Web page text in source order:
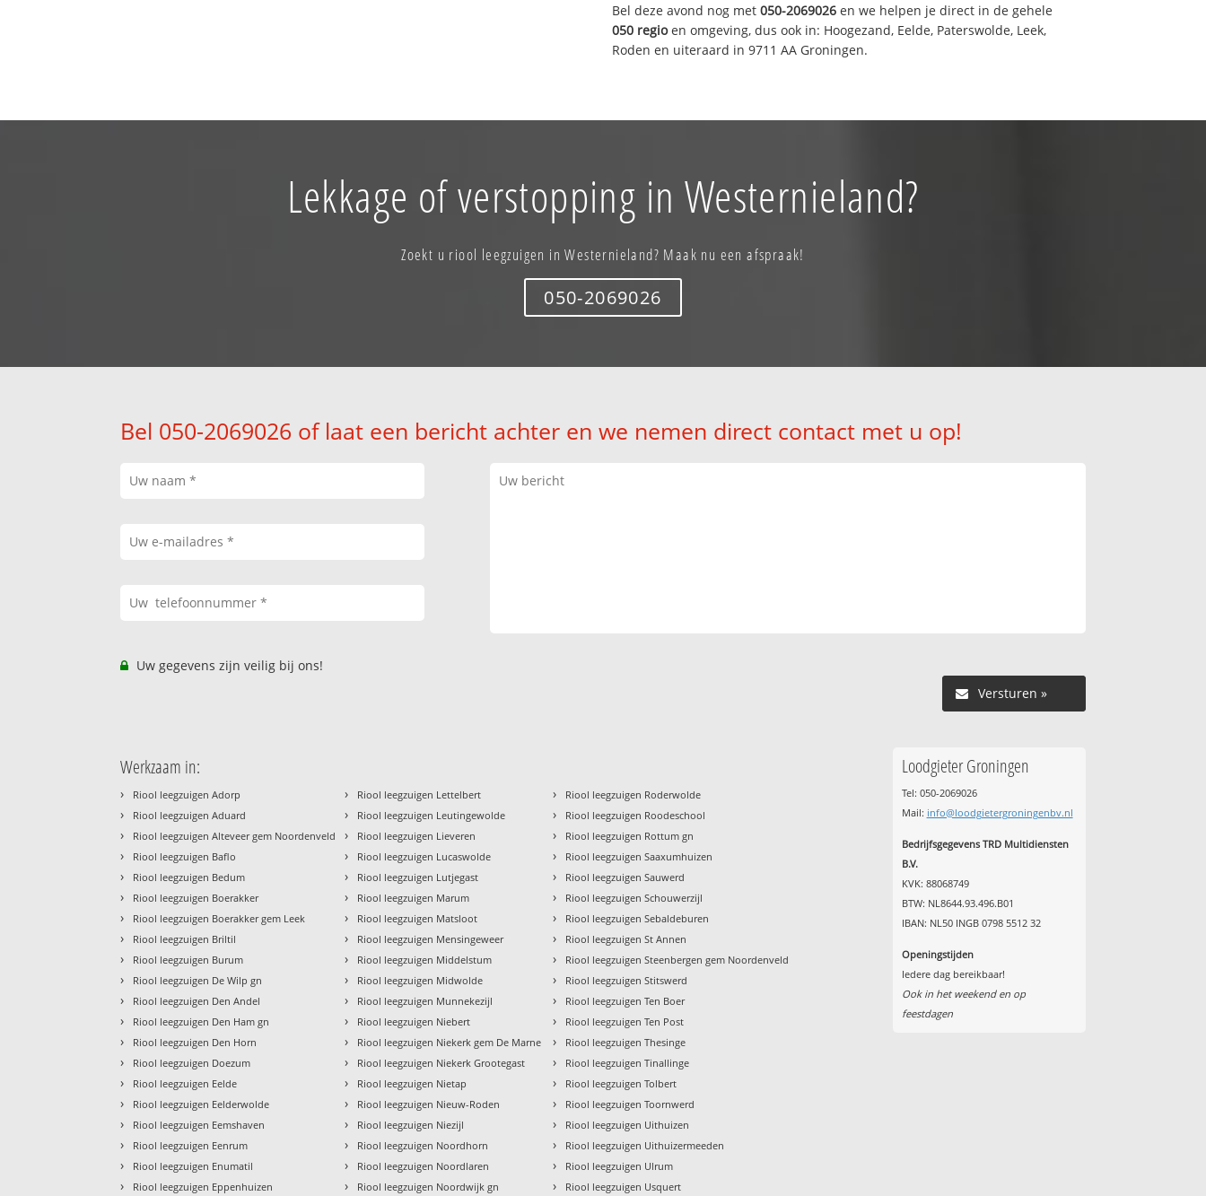
Bel deze avond nog met 050-2069026 en we helpen je direct in de gehele
050 regioen omgeving, dus ook in: Hoogezand, Eelde, Paterswolde, Leek,
Roden en uiteraard in 9711 AA Groningen.
Lekkage of verstopping in Westernieland?
Zoekt u riool leegzuigen in Westernieland? Maak nu een afspraak!
050-2069026
Bel 050-2069026 of laat een bericht achter en we nemen direct contact met u op!
Uw gegevens zijn veilig bij ons!
Versturen »
Werkzaam in:
› Riool leegzuigen Adorp
› Riool leegzuigen Aduard
› Riool leegzuigen Alteveer gem Noordenveld
› Riool leegzuigen Baflo
› Riool leegzuigen Bedum
› Riool leegzuigen Boerakker
› Riool leegzuigen Boerakker gem Leek
› Riool leegzuigen Briltil
› Riool leegzuigen Burum
› Riool leegzuigen De Wilp gn
› Riool leegzuigen Den Andel
› Riool leegzuigen Den Ham gn
› Riool leegzuigen Den Horn
› Riool leegzuigen Doezum
› Riool leegzuigen Eelde
› Riool leegzuigen Eelderwolde
› Riool leegzuigen Eemshaven
› Riool leegzuigen Eenrum
› Riool leegzuigen Enumatil
› Riool leegzuigen Eppenhuizen
› Riool leegzuigen Lettelbert
› Riool leegzuigen Leutingewolde
› Riool leegzuigen Lieveren
› Riool leegzuigen Lucaswolde
› Riool leegzuigen Lutjegast
› Riool leegzuigen Marum
› Riool leegzuigen Matsloot
› Riool leegzuigen Mensingeweer
› Riool leegzuigen Middelstum
› Riool leegzuigen Midwolde
› Riool leegzuigen Munnekezijl
› Riool leegzuigen Niebert
› Riool leegzuigen Niekerk gem De Marne
› Riool leegzuigen Niekerk Grootegast
› Riool leegzuigen Nietap
› Riool leegzuigen Nieuw-Roden
› Riool leegzuigen Niezijl
› Riool leegzuigen Noordhorn
› Riool leegzuigen Noordlaren
› Riool leegzuigen Noordwijk gn
› Riool leegzuigen Roderwolde
› Riool leegzuigen Roodeschool
› Riool leegzuigen Rottum gn
› Riool leegzuigen Saaxumhuizen
› Riool leegzuigen Sauwerd
› Riool leegzuigen Schouwerzijl
› Riool leegzuigen Sebaldeburen
› Riool leegzuigen St Annen
› Riool leegzuigen Steenbergen gem Noordenveld
› Riool leegzuigen Stitswerd
› Riool leegzuigen Ten Boer
› Riool leegzuigen Ten Post
› Riool leegzuigen Thesinge
› Riool leegzuigen Tinallinge
› Riool leegzuigen Tolbert
› Riool leegzuigen Toornwerd
› Riool leegzuigen Uithuizen
› Riool leegzuigen Uithuizermeeden
› Riool leegzuigen Ulrum
› Riool leegzuigen Usquert
Loodgieter Groningen
Tel: 050-2069026
Mail: info@loodgietergroningenbv.nl
Bedrijfsgegevens TRD Multidiensten
B.V.
KVK: 88068749
BTW: NL8644.93.496.B01
IBAN: NL50 INGB 0798 5512 32
Openingstijden
Iedere dag bereikbaar!
Ook in het weekend en op
feestdagen